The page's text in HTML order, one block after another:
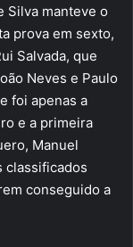
Silva manteve o
prova em sexto,
Salvada, que
Neves e Paulo
foi apenas a
e a primeira
Manuel
classificados
conseguido a